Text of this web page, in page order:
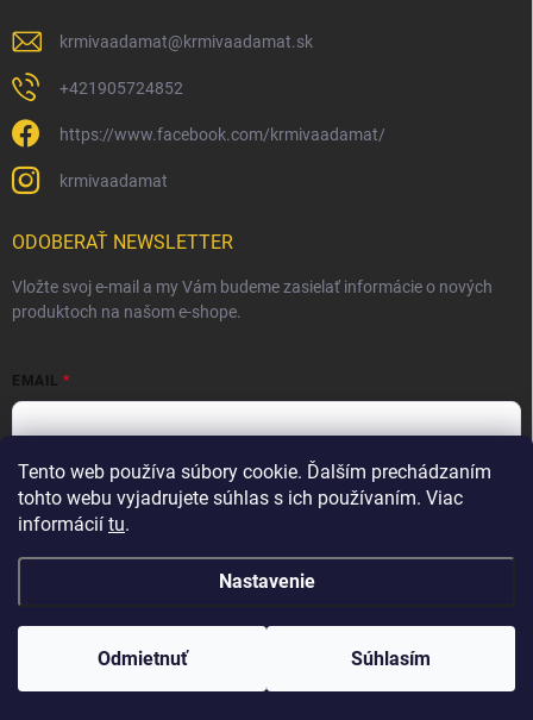
Tento web používa súbory cookie. Ďalším prechádzaním
tohto webu vyjadrujete súhlas s ich používaním. Viac
informácií tu.
Nastavenie
Odmietnuť Súhlasím
krmivaadamat@krmivaadamat.sk
+421905724852
https://www.facebook.com/krmivaadamat/
krmivaadamat
ODOBERAŤ NEWSLETTER
Vložte svoj e-mail a my Vám budeme zasielať informácie o nových
produktoch na našom e-shope.
EMAIL
Vložením e-mailu súhlasíte spodmienkami ochrany osobných
údajov
Prihlásiť sa
Vytvoril Shoptet
Copyright 2026 Krmivá Adamať s.r.o. . Všetky práva vyhradené.